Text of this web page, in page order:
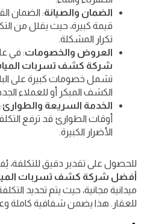
الضمان والصيانة: الضمان
قيمة كبيرة، حيث يقلل من
تكرار المشكلة.
العروض والخصومات: في عام 2026،
شركة كشف تسربات المياه
تشمل خصومات كبيرة على
الكشف المبكر أو للعملاء
الخدمة السريعة والطوارئ
أوقات الطوارئ قد ترفع
الأضرار الكبيرة.
للحصول على تقدير دقيق للتكلفة،
أفضل شركة كشف تسربات
ميدانية مجانية، حيث يتم تحديد
للعقار. هذا يضمن شفافية كاملة